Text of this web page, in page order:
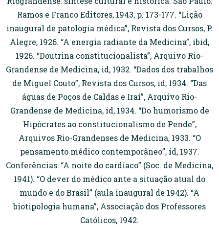
Ramos e Franco Editores, 1943, p. 173-177. “Lição
inaugural de patologia médica”, Revista dos Cursos, P.
Alegre, 1926. “A energia radiante da Medicina”, ibid,
1926. “Doutrina constitucionalista”, Arquivo Rio-
Grandense de Medicina, id, 1932. “Dados dos trabalhos
de Miguel Couto”, Revista dos Cursos, id, 1934. “Das
águas de Poços de Caldas e Iraí”, Arquivo Rio-
Grandense de Medicina, id, 1934. “Do humorismo de
Hipócrates ao constitucionalismo de Pende”,
Arquivos Rio-Grandenses de Medicina, 1933. “O
pensamento médico contemporâneo”, id, 1937.
Conferências: “A noite do cardíaco” (Soc. de Medicina,
1941). “O dever do médico ante a situação atual do
mundo e do Brasil” (aula inaugural de 1942). “A
biotipologia humana”, Associação dos Professores
Católicos, 1942.